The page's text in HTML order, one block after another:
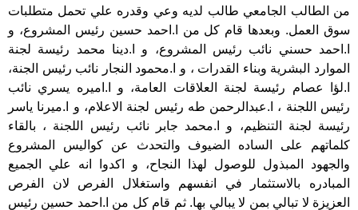
من الطالب الجامعي طالب لديه وعي وقدره علي تحمل متطلبات
سوق العمل. وبعدها قام كل من ا.احمد حسين رئيس المشروع، و
ا.احمد حسني نائب رئيس المشروع، و ا.دينا محمد رئيسة لجنة
الموارد البشرية وبناء القدرات ، و ا.محمود النجار نائب رئيس الجنة،
ا.لؤا عصام رئيسة لجنة العلاقات العامة، و ا.اميره يسري نائب
رئيس اللجنة ، ا.عبدالرحمن طه رئيس لجنة الاعلام، و ا.ميرنا ياسر
رئيسة لجنة التنظيم، و ا.محمد جابر نائب رئيس اللجنة ، بالقاء
كلماتهم على الساده الضيوف والتحدث عن كواليس المشروع
والجهود المبذول للوصول لهذا النجاح، و اكدوا انه علي الجميع
المبادره بالاستثمار في انفسهم واستغلال الفرص لان الفرص
العزيزة لا تبالي بمن لا يبالي بها. ثم قام كل من ا.احمد حسين رئيس